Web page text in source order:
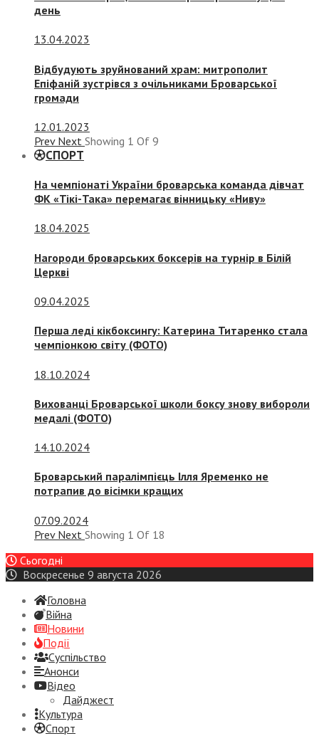
день
13.04.2023
Відбудують зруйнований храм: митрополит
Епіфаній зустрівся з очільниками Броварської
громади
12.01.2023
Prev Next Showing 1 Of 9
СПОРТ
На чемпіонаті України броварська команда дівчат
ФК «Тікі-Така» перемагає вінницьку «Ниву»
18.04.2025
Нагороди броварських боксерів на турнір в Білій
Церкві
09.04.2025
Перша леді кікбоксингу: Катерина Титаренко стала
чемпіонкою світу (ФОТО)
18.10.2024
Вихованці Броварської школи боксу знову вибороли
медалі (ФОТО)
14.10.2024
Броварський паралімпієць Ілля Яременко не
потрапив до вісімки кращих
07.09.2024
Prev Next Showing 1 Of 18
Сьогодні
Воскресенье 9 августа 2026
Головна
Війна
Новини
Події
Суспiльство
Анонси
Відео
Дайджест
Культура
Спорт